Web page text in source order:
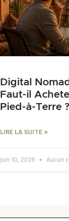
Digital
Faut-il
Pied-à-Terre ?
LIRE LA SUITE »
juin 10, 2026 Aucun